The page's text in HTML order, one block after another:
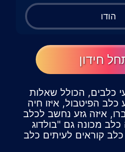
הודו
חידון
כלבים, הכולל שאלות
כלב הפיטבול, איזו חיה
איזה גזע נחשב לכלב
כלב מכונה גם "בולדוג
כלב קוראים לעיתים כלב